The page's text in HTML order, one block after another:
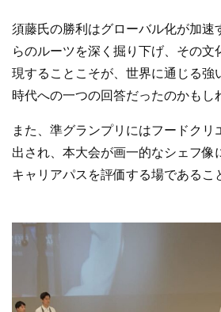
須藤氏の勝利はグローバル化が加速
らのルーツを深く掘り下げ、その文
現することこそが、世界に通じる強
時代への一つの回答だったのかもし
また、準グランプリにはフードクリ
出され、本大会が画一的なシェフ像
キャリアパスを評価する場であるこ